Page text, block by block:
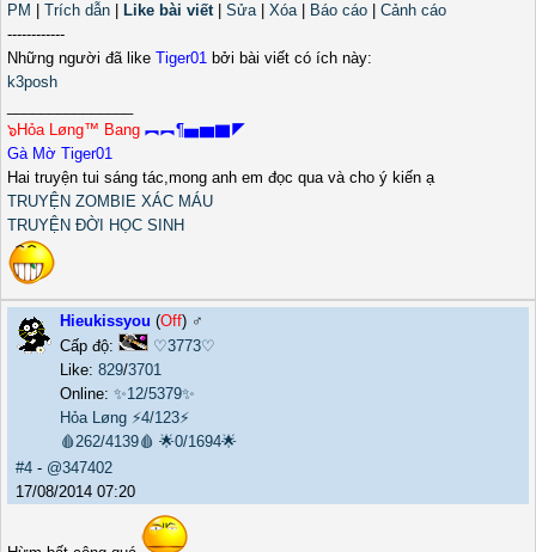
PM
Trích dẫn Like bài viết| Sửa| Xóa| Báo cáo
Cảnh cáo
------------
Những người đã like Tiger01 bởi bài viết có ích này:
k3posh
๖Hỏa Løng™ Bang ︻︻¶▅▆▇◤
Gà Mờ Tiger01
Hai truyện tui sáng tác,mong anh em đọc qua và cho ý kiến ạ
TRUYỆN ZOMBIE XÁC MÁU
TRUYỆN ĐỜI HỌC SINH
Hieukissyou (Off) ♂️
Cấp độ:
♡3773♡
Like: 829/3701
Online: ✨12/5379✨
Hỏa Løng ⚡4/123⚡
🩸262/4139🩸 🌟0/1694🌟
#4 - @347402
17/08/2014 07:20